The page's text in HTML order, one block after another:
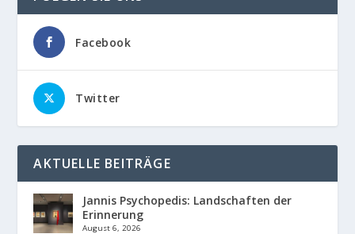
Facebook
Twitter
AKTUELLE BEITRÄGE
Jannis Psychopedis: Landschaften der
Erinnerung
August 6, 2026